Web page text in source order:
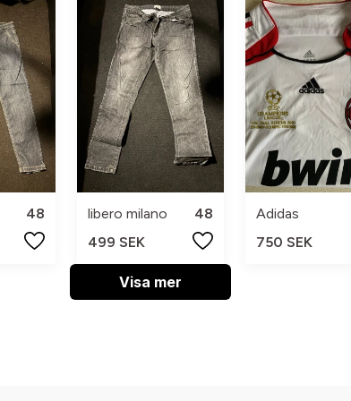
48
libero milano
48
499 SEK
Adidas
750 SEK
Visa mer